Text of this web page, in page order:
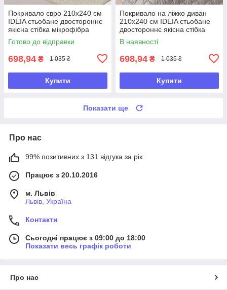
Покривало євро 210х240 см
IDEIA стьобане двостороннє
якісна стібка мікрофібра
пудра сіре на ліжко та диван
Готово до відправки
698,94 ₴ 1 035 ₴
Купити
Покривало на ліжко диван
210х240 см IDEIA стьобане
двостороннє якісна стібка
мікрофібра
В наявності
698,94 ₴ 1 035 ₴
Купити
Показати ще
Про нас
99% позитивних з 131 відгука за рік
Працює з 20.10.2016
м. Львів
Львів, Україна
Контакти
Сьогодні працює з 09:00 до 18:00
Показати весь графік роботи
Про нас